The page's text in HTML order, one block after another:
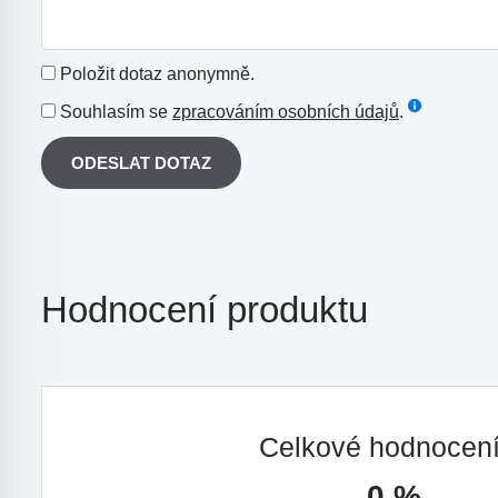
Položit dotaz anonymně.
Souhlasím se zpracováním osobních údajů.
ODESLAT DOTAZ
Hodnocení produktu
Celkové